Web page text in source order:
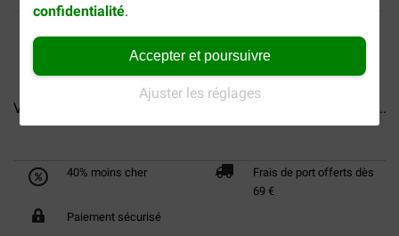
confidentialité.
Accepter et poursuivre
Ajuster les réglages
Versele-Laga Lara Adult au... Versele-Laga Lara Adult au...
40% moins cher
Frais de port offerts dès
69 €
Paiement sécurisé